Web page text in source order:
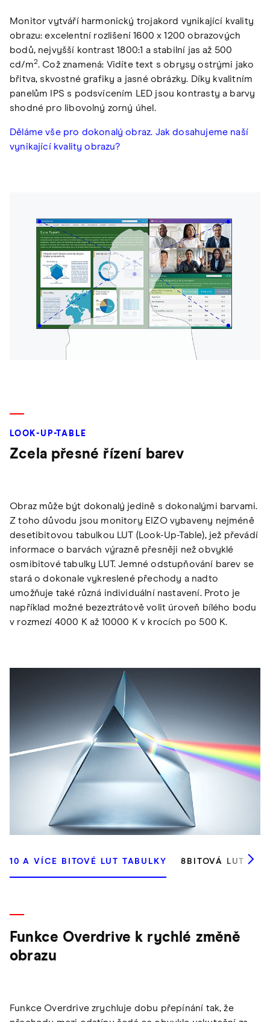
Monitor vytváří harmonický trojakord vynikající kvality
obrazu: excelentní rozlišení 1600 x 1200 obrazových
bodů, nejvyšší kontrast 1800:1 a stabilní jas až 500
cd/m2. Což znamená: Vidíte text s obrysy ostrými jako
břitva, skvostné grafiky a jasné obrázky. Díky kvalitním
panelům IPS s podsvícením LED jsou kontrasty a barvy
shodné pro libovolný zorný úhel.
Děláme vše pro dokonalý obraz. Jak dosahujeme naší
vynikající kvality obrazu?
LOOK-UP-TABLE
Zcela přesné řízení barev
Obraz může být dokonalý jedině s dokonalými barvami.
Z toho důvodu jsou monitory EIZO vybaveny nejméně
desetibitovou tabulkou LUT (Look-Up-Table), jež převádí
informace o barvách výrazně přesněji než obvyklé
osmibitové tabulky LUT. Jemné odstupňování barev se
stará o dokonale vykreslené přechody a nadto
umožňuje také různá individuální nastavení. Proto je
například možné bezeztrátově volit úroveň bílého bodu
v rozmezí 4000 K až 10000 K v krocích po 500 K.
10 A VÍCE BITOVÉ LUT TABULKY 8BITOVÁ LUT
Funkce Overdrive k rychlé změně
obrazu
Funkce Overdrive zrychluje dobu přepínání tak, že